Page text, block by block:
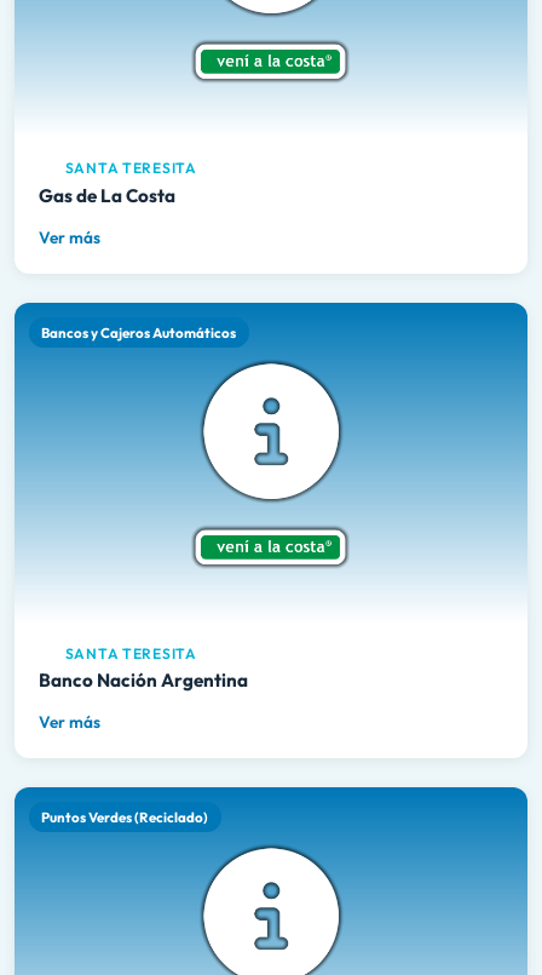
SANTA TERESITA
Gas de La Costa
Ver más
Bancos y Cajeros Automáticos
SANTA TERESITA
Banco Nación Argentina
Ver más
Puntos Verdes (Reciclado)